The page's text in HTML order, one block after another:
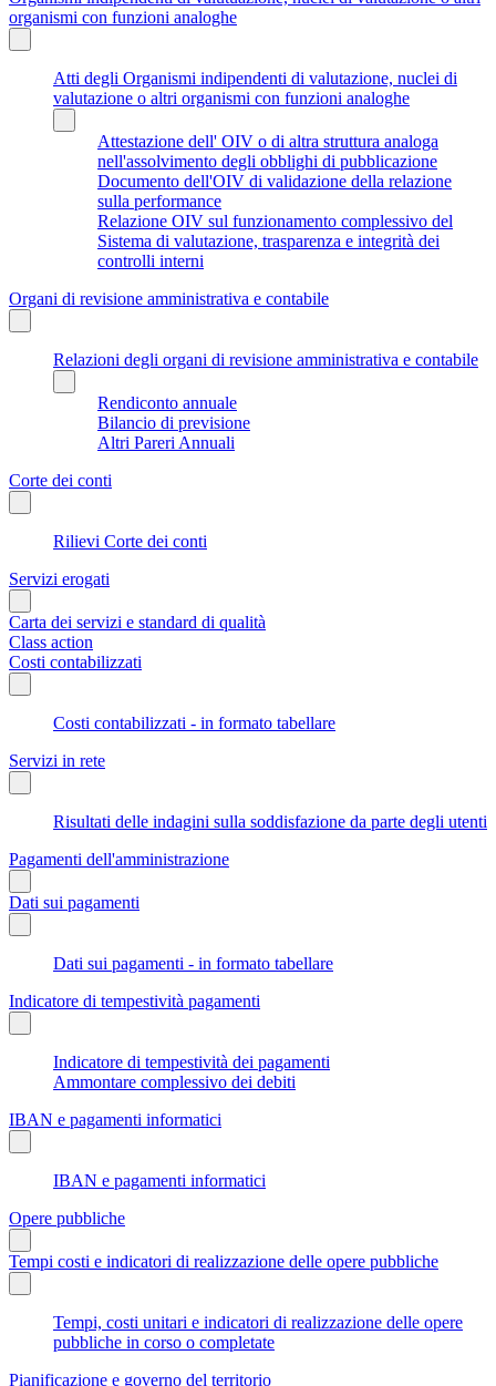
organismi con funzioni analoghe
Atti degli Organismi indipendenti di valutazione, nuclei di
valutazione o altri organismi con funzioni analoghe
Attestazione dell' OIV o di altra struttura analoga
nell'assolvimento degli obblighi di pubblicazione
Documento dell'OIV di validazione della relazione
sulla performance
Relazione OIV sul funzionamento complessivo del
Sistema di valutazione, trasparenza e integrità dei
controlli interni
Organi di revisione amministrativa e contabile
Relazioni degli organi di revisione amministrativa e contabile
Rendiconto annuale
Bilancio di previsione
Altri Pareri Annuali
Corte dei conti
Rilievi Corte dei conti
Servizi erogati
Carta dei servizi e standard di qualità
Class action
Costi contabilizzati
Costi contabilizzati - in formato tabellare
Servizi in rete
Risultati delle indagini sulla soddisfazione da parte degli utenti
Pagamenti dell'amministrazione
Dati sui pagamenti
Dati sui pagamenti - in formato tabellare
Indicatore di tempestività pagamenti
Indicatore di tempestività dei pagamenti
Ammontare complessivo dei debiti
IBAN e pagamenti informatici
IBAN e pagamenti informatici
Opere pubbliche
Tempi costi e indicatori di realizzazione delle opere pubbliche
Tempi, costi unitari e indicatori di realizzazione delle opere
pubbliche in corso o completate
Pianificazione e governo del territorio